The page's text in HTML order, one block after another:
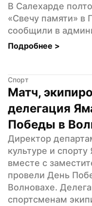
В Салехарде
«Свечу памяти» в
сообщили в
Подробнее >
Спорт
Матч,
делегация
Победы в
Директор
культуре и
вместе с
провели День
Волновахе.
спортсменам